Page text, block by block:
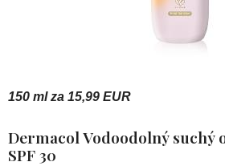
150 ml za 15,99 EUR
Dermacol Vodoodolný suchý
SPF 30